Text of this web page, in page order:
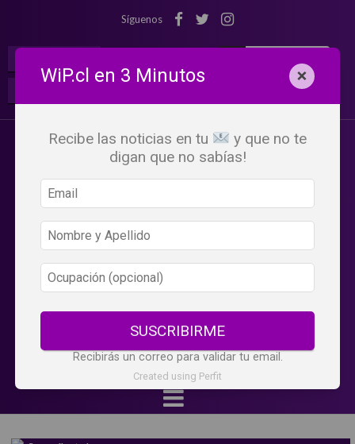
Síguenos
WiP.cl en 3 Minutos ×
Recibe las noticias en tu
y que no te
digan que no sabías!
SUSCRIBIRME
Recibirás un correo para validar tu email.
Created using Perfit